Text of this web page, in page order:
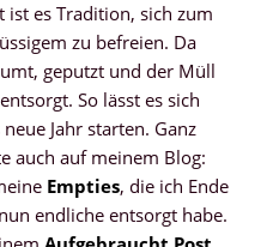
ist es Tradition, sich zum
zu befreien. Da
geputzt und der Müll
So lässt es sich
Jahr starten. Ganz
auch auf meinem Blog:
Empties, die ich Ende
endliche entsorgt habe.